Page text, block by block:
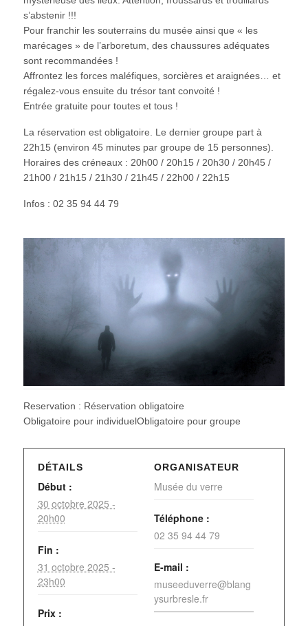
s’abstenir !!!
Pour franchir les souterrains du musée ainsi que « les
marécages » de l’arboretum, des chaussures adéquates
sont recommandées !
Affrontez les forces maléfiques, sorcières et araignées… et
régalez-vous ensuite du trésor tant convoité !
Entrée gratuite pour toutes et tous !
La réservation est obligatoire. Le dernier groupe part à
22h15 (environ 45 minutes par groupe de 15 personnes).
Horaires des créneaux : 20h00 / 20h15 / 20h30 / 20h45 /
21h00 / 21h15 / 21h30 / 21h45 / 22h00 / 22h15
Infos : 02 35 94 44 79
Reservation : Réservation obligatoire
Obligatoire pour individuelObligatoire pour groupe
DÉTAILS
Début :
30 octobre 2025 -
20h00
Fin :
31 octobre 2025 -
23h00
Prix :
ORGANISATEUR
Musée du verre
Téléphone :
02 35 94 44 79
E-mail :
museeduverre@blang
ysurbresle.fr